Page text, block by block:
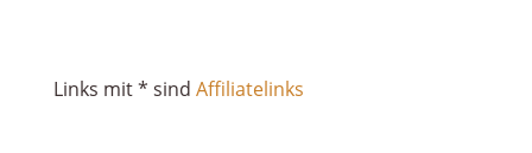
Links mit * sind Affiliatelinks